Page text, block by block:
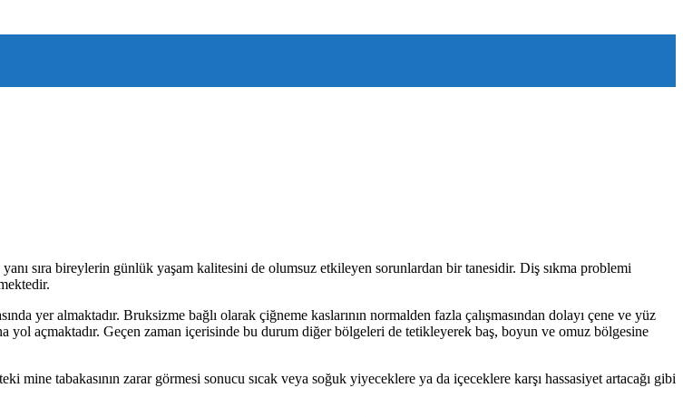
yanı sıra bireylerin günlük yaşam kalitesini de olumsuz etkileyen sorunlardan bir tanesidir. Diş sıkma problemi
yer almaktadır. Bruksizme bağlı olarak çiğneme kaslarının normalden fazla çalışmasından dolayı çene ve yüz
yol açmaktadır. Geçen zaman içerisinde bu durum diğer bölgeleri de tetikleyerek baş, boyun ve omuz bölgesine
mine tabakasının zarar görmesi sonucu sıcak veya soğuk yiyeceklere ya da içeceklere karşı hassasiyet artacağı gibi